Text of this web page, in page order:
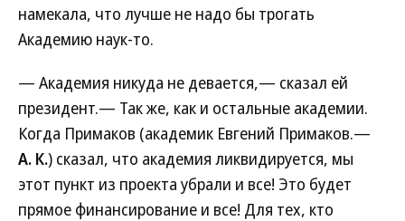
намекала, что лучше не надо бы трогать
Академию наук-то.
— Академия никуда не девается,— сказал ей
президент.— Так же, как и остальные академии.
Когда Примаков (академик Евгений Примаков.—
А. К.) сказал, что академия ликвидируется, мы
этот пункт из проекта убрали и все! Это будет
прямое финансирование и все! Для тех, кто